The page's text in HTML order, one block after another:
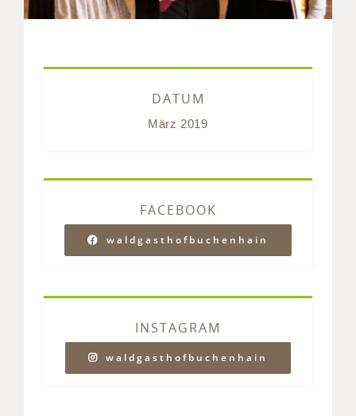
DATUM
März 2019
FACEBOOK
waldgasthofbuchenhain
INSTAGRAM
waldgasthofbuchenhain